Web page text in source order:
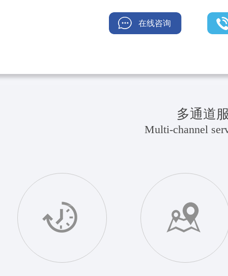
在线咨询
多通道
Multi-channel